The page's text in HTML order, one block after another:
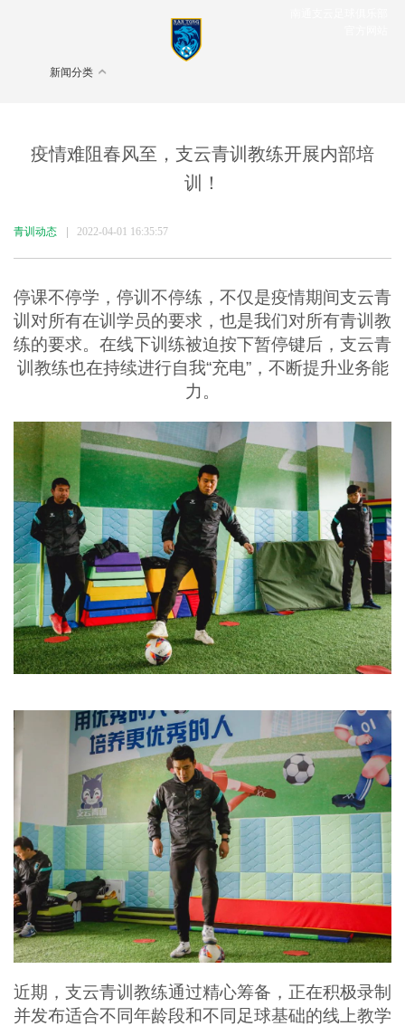
新闻分类
疫情难阻春风至，支云青训教练开展内部培
训！
青训动态 2022-04-01 16:35:57
停课不停学，停训不停练，不仅是疫情期间支云青
训对所有在训学员的要求，也是我们对所有青训教
练的要求。在线下训练被迫按下暂停键后，支云青
训教练也在持续进行自我“充电”，不断提升业务能
力。
近期，支云青训教练通过精心筹备，正在积极录制
并发布适合不同年龄段和不同足球基础的线上教学